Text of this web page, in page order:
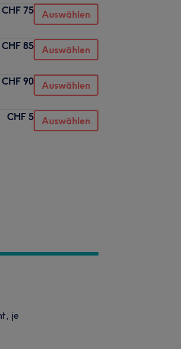
CHF 75 Auswählen
CHF 85 Auswählen
CHF 90 Auswählen
CHF 5 Auswählen
je